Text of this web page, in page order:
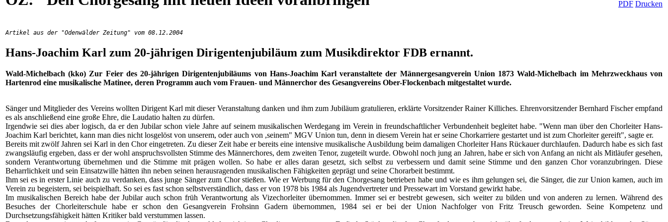
Artikel aus der "Odenwälder Zeitung" vom 08.12.2004
Hans-Joachim Karl zum 20-jährigen Dirigentenjubiläum zum Musikdirektor FDB ernannt.
Wald-Michelbach(kko) Zur Feier des 20-jährigen Dirigentenjubiläums von Hans-Joachim Karl veranstaltete der Männergesangverein Union 1873 Wald-Michelbach im Mehrzweckhaus von
Hartenrod eine musikalische Matinee, deren Programm auch vom Frauen- und Männerchor des Gesangvereins Ober-Flockenbach mitgestaltet wurde.
Sänger und Mitglieder des Vereins wollten Dirigent Karl mit dieser Veranstaltung danken und ihm zum Jubiläum gratulieren, erklärte Vorsitzender Rainer Killiches. Ehrenvorsitzender Bernhard Fischer empfand
es als anschließend eine große Ehre, die Laudatio halten zu dürfen.
Irgendwie sei dies aber logisch, da er den Jubilar schon viele Jahre auf seinem musikalischen Werdegang im Verein in freundschaftlicher Verbundenheit begleitet habe. "Wenn man über den Chorleiter Hans-
Joachim Karl berichtet, kann man dies nicht losgelöst von unserem, oder auch von ,seinem" MGV Union tun, denn in diesem Verein hat er seine Chorkarriere gestartet und ist zum Chorleiter gereift", sagte er.
Bereits mit zwölf Jahren sei Karl in den Chor eingetreten. Zu dieser Zeit habe er bereits eine intensive musikalische Ausbildung beim damaligen Chorleiter Hans Rückauer durchlaufen. Dadurch habe es sich fast
zwangsläufig ergeben, dass er der wohl anspruchsvollsten Stimme des Männerchores, dem zweiten Tenor, zugeteilt wurde. Obwohl noch jung an Jahren, habe er sich von Anfang an nicht als Mitläufer gesehen,
sondern Verantwortung übernehmen und die Stimme mit prägen wollen. So habe er alles daran gesetzt, sich selbst zu verbessern und damit seine Stimme und den ganzen Chor voranzubringen. Diese
Beharrlichkeit und sein Einsatzwille hätten ihn neben seinen herausragenden musikalischen Fähigkeiten geprägt und seine Chorarbeit bestimmt.
Ihm sei es in erster Linie auch zu verdanken, dass junge Sänger zum Chor stießen. Wie er Werbung für den Chorgesang betrieben habe und wie es ihm gelungen sei, die Sänger, die zur Union kamen, auch im
Verein zu begeistern, sei beispielhaft. So sei es fast schon selbstverständlich, dass er von 1978 bis 1984 als Jugendvertreter und Pressewart im Vorstand gewirkt habe.
Im musikalischen Bereich habe der Jubilar auch schon früh Verantwortung als Vizechorleiter übernommen. Immer sei er bestrebt gewesen, sich weiter zu bilden und von anderen zu lernen. Während des
Besuches der Chorleiterschule habe er schon den Gesangverein Frohsinn Gadern übernommen, 1984 sei er bei der Union Nachfolger von Fritz Treusch geworden. Seine Kompetenz und
Durchsetzungsfähigkeit hätten Kritiker bald verstummen lassen.